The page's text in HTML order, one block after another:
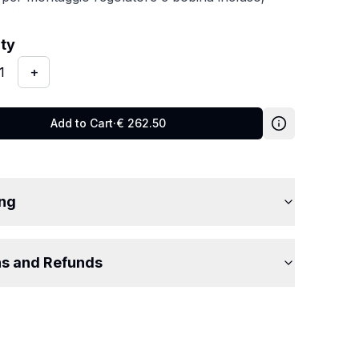
:1
1 +
Add to Cart·€ 262.50
and Refunds